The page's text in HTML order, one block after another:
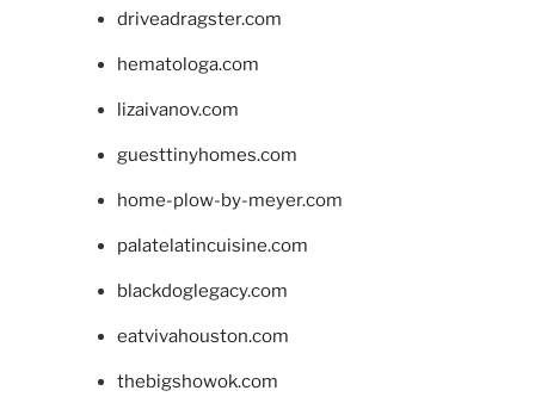
driveadragster.com
hematologa.com
lizaivanov.com
guesttinyhomes.com
home-plow-by-meyer.com
palatelatincuisine.com
blackdoglegacy.com
eatvivahouston.com
thebigshowok.com